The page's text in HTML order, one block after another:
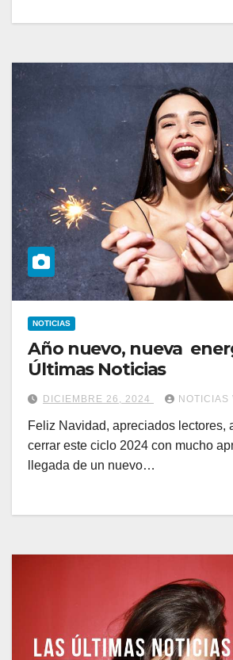
NOTICIAS
Año nuevo, nueva
Últimas Noticias
DICIEMBRE 26, 2024 NOTICIAS
Feliz Navidad, apreciados lectores,
cerrar este ciclo 2024 con mucho
llegada de un nuevo…